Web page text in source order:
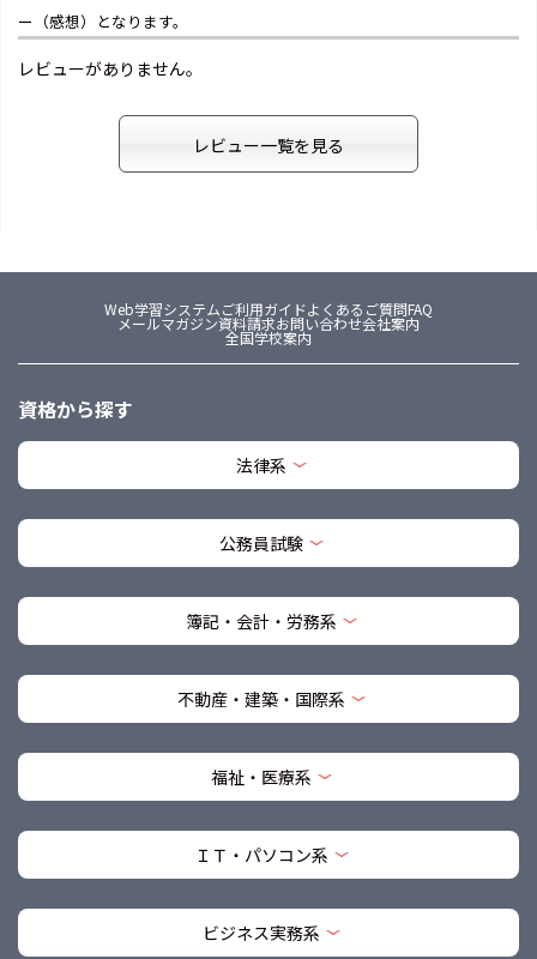
ー（感想）となります。
レビューがありません。
レビュー一覧を見る
Web学習システムご利用ガイドよくあるご質問FAQ
メールマガジン資料請求お問い合わせ会社案内
全国学校案内
資格から探す
法律系
公務員試験
簿記・会計・労務系
不動産・建築・国際系
福祉・医療系
ＩＴ・パソコン系
ビジネス実務系